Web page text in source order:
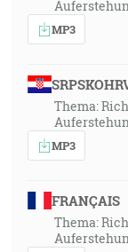
MP3
Thema:
MP3
FRANÇAIS
Thema: